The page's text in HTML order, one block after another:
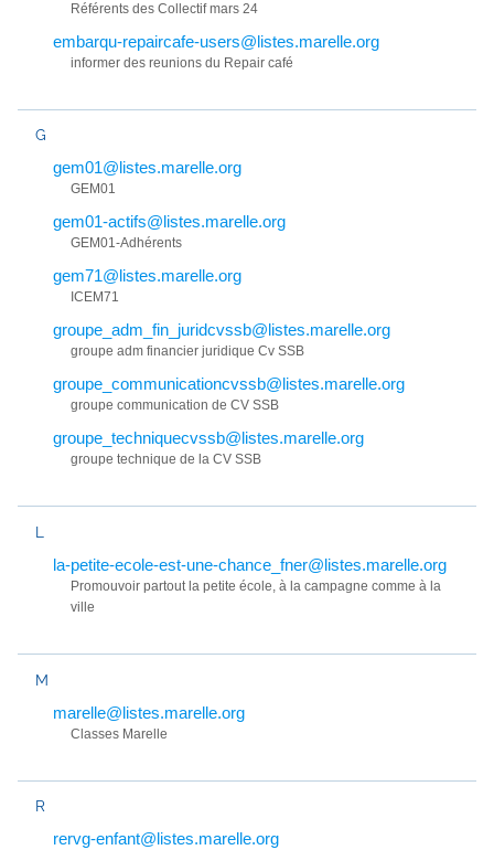
Référents des Collectif mars 24
embarqu-repaircafe-users@listes.marelle.org
informer des reunions du Repair café
G
gem01@listes.marelle.org
GEM01
gem01-actifs@listes.marelle.org
GEM01-Adhérents
gem71@listes.marelle.org
ICEM71
groupe_adm_fin_juridcvssb@listes.marelle.org
groupe adm financier juridique Cv SSB
groupe_communicationcvssb@listes.marelle.org
groupe communication de CV SSB
groupe_techniquecvssb@listes.marelle.org
groupe technique de la CV SSB
L
la-petite-ecole-est-une-chance_fner@listes.marelle.org
Promouvoir partout la petite école, à la campagne comme à la
ville
M
marelle@listes.marelle.org
Classes Marelle
R
rervg-enfant@listes.marelle.org